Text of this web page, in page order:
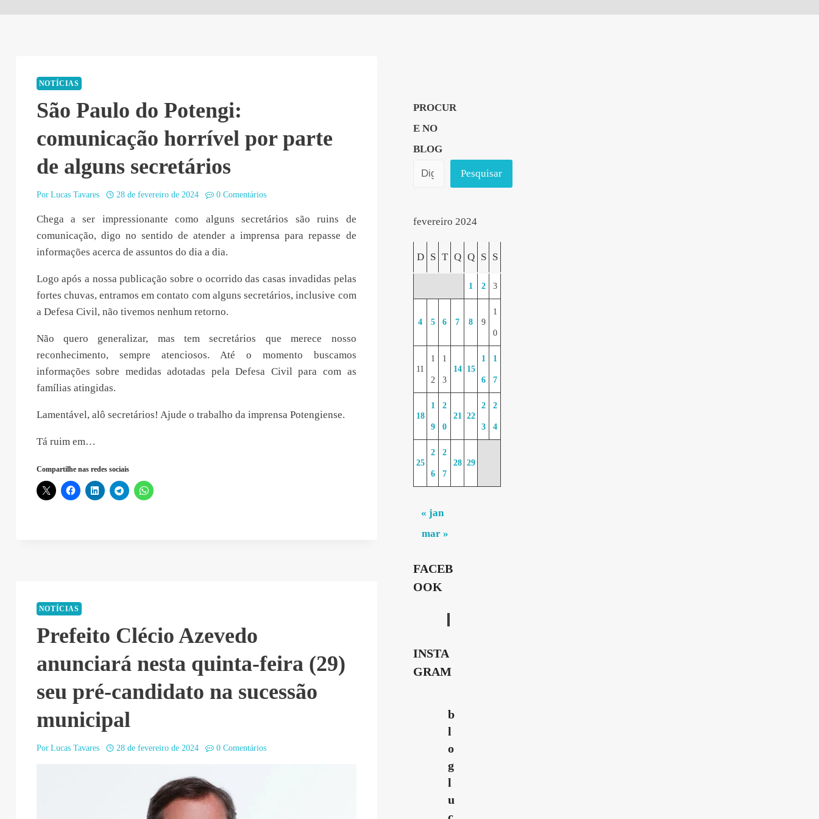
NOTÍCIAS
São Paulo do Potengi:
comunicação horrível por parte
de alguns secretários
Por Lucas Tavares 28 de fevereiro de 2024 0 Comentários
Chega a ser impressionante como alguns secretários são ruins de
comunicação, digo no sentido de atender a imprensa para repasse de
informações acerca de assuntos do dia a dia.
Logo após a nossa publicação sobre o ocorrido das casas invadidas pelas
fortes chuvas, entramos em contato com alguns secretários, inclusive com
a Defesa Civil, não tivemos nenhum retorno.
Não quero generalizar, mas tem secretários que merece nosso
reconhecimento, sempre atenciosos. Até o momento buscamos
informações sobre medidas adotadas pela Defesa Civil para com as
famílias atingidas.
Lamentável, alô secretários! Ajude o trabalho da imprensa Potengiense.
Tá ruim em…
Compartilhe nas redes sociais
NOTÍCIAS
Prefeito Clécio Azevedo
anunciará nesta quinta-feira (29)
seu pré-candidato na sucessão
municipal
Por Lucas Tavares 28 de fevereiro de 2024 0 Comentários
PROCUR
E NO
BLOG
Pesquisar
fevereiro 2024
D S T Q Q S S
1 2 3
4 5 6 7 8 9
1
0
11
1
2
1
3
14 15
1
6
1
7
18
1
9
2
0
21 22
2
3
2
4
25
2
6
2
7
28 29
« jan
mar »
FACEB
OOK
INSTA
GRAM
b
l
o
g
l
u